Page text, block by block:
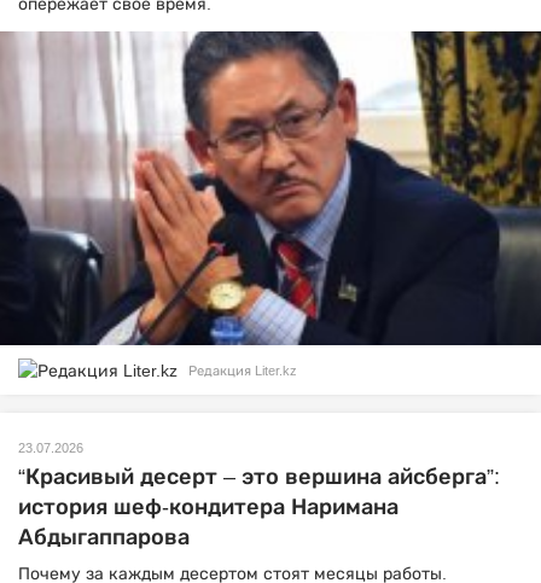
Редакция Liter.kz
23.07.2026
“Красивый десерт – это вершина айсберга”:
история шеф-кондитера Наримана
Абдыгаппарова
Почему за каждым десертом стоят месяцы работы.